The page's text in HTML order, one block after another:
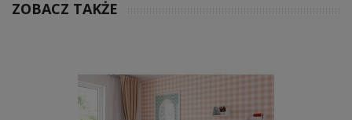
ZOBACZ TAKŻE